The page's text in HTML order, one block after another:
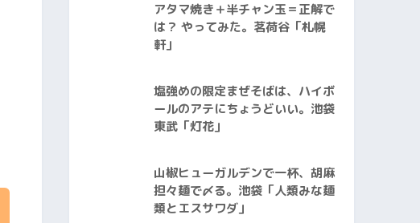
アタマ焼き＋半チャン玉＝正解で
は？ やってみた。茗荷谷「札幌
軒」
塩強めの限定まぜそばは、ハイボ
ールのアテにちょうどいい。池袋
東武「灯花」
山椒ヒューガルデンで一杯、胡麻
担々麺で〆る。池袋「人類みな麺
類とエスサワダ」